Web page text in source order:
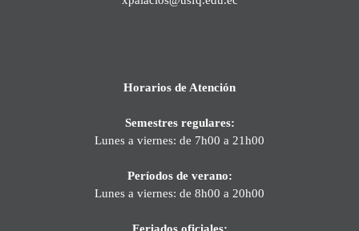
Horarios de Atención
Semestres regulares:
Lunes a viernes: de 7h00 a 21h00
Períodos de verano:
Lunes a viernes: de 8h00 a 20h00
Feriados oficiales: